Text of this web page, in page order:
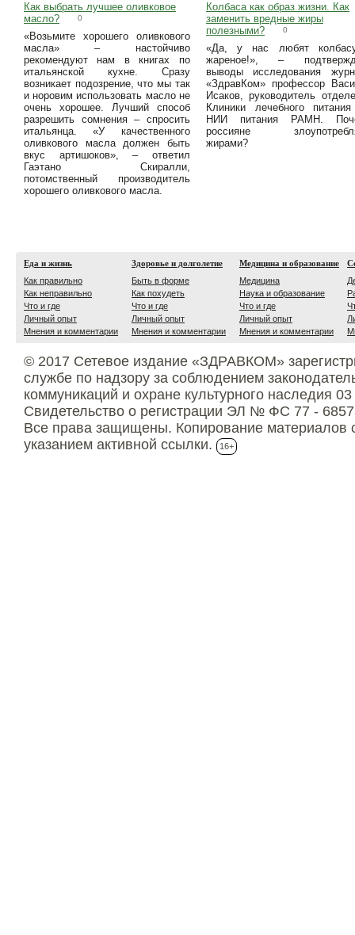
Как выбрать лучшее оливковое
масло?
0
«Возьмите хорошего оливкового
масла» – настойчиво
рекомендуют нам в книгах по
итальянской кухне. Сразу
возникает подозрение, что мы так
и норовим использовать масло не
очень хорошее. Лучший способ
разрешить сомнения – спросить
итальянца. «У качественного
оливкового масла должен быть
вкус артишоков», – ответил
Гаэтано Скиралли,
потомственный производитель
хорошего оливкового масла.
Колбаса как образ жизни. Как
заменить вредные жиры
полезными?
0
«Да, у нас любят
жареное!», –
выводы исследования
«ЗдравКом» профессор
Исаков, руководитель
Клиники лечебного
НИИ питания РАМН.
россияне
жирами?
Еда и жизнь
Как правильно
Как неправильно
Что и где
Личный опыт
Мнения и комментарии
Здоровье и долголетие
Быть в форме
Как похудеть
Что и где
Личный опыт
Мнения и комментарии
Медицина и образование
Медицина
Наука и образование
Что и где
Личный опыт
Мнения и комментарии
© 2017 Сетевое издание «ЗДРАВКОМ»
службе по надзору за соблюдением
коммуникаций и охране культурного наследия
Свидетельство о регистрации ЭЛ № ФС 77 -
Все права защищены. Копирование материалов
указанием активной ссылки.
16+